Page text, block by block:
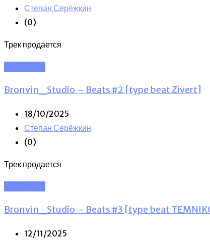
Степан Серёжкин
(0)
Трек продается
Bronvin_Studio – Beats #2 [type beat Zivert]
18/10/2025
Степан Серёжкин
(0)
Трек продается
Bronvin_Studio – Beats #3 [type beat
12/11/2025